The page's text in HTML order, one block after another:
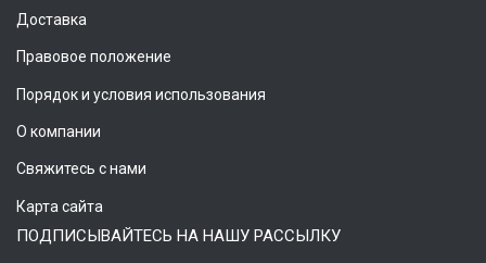
Доставка
Правовое положение
Порядок и условия использования
О компании
Свяжитесь с нами
Карта сайта
ПОДПИСЫВАЙТЕСЬ НА НАШУ РАССЫЛКУ